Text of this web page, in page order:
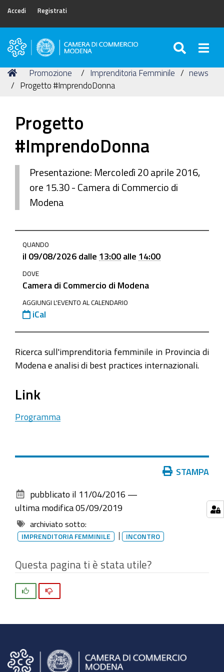
Accedi Registrati
Camera
Commercio
di
Tu
sei
Home
Promozione Imprenditoria Femminile
news
Progetto #ImprendoDonna
Progetto
#ImprendoDonna
Presentazione: Mercoledì 20 aprile 2016,
ore 15.30 - Camera di Commercio di
Modena
femminile/news-
imprenditoria-
femminile/progetto-
imprendodonna-
2016
Progetto
#ImprendoDonna
2026-
08-
2026-
09T14:00:00+02:00
2016,
ore
15.30
-
di
Commercio
Modena
QUANDO
il 09/08/2026 dalle 13:00 alle 14:00
DOVE
Camera di Commercio di Modena
AGGIUNGI L'EVENTO AL CALENDARIO
iCal
Ricerca sull'imprenditoria femminile in Provincia di
Modena e analisi di best practices internazionali.
Link
Programma
documento
STAMPA
pubblicato il 11/04/2016 —
ultima modifica 05/09/2019
archiviato sotto:
IMPRENDITORIA FEMMINILE INCONTRO
Questa pagina ti è stata utile?